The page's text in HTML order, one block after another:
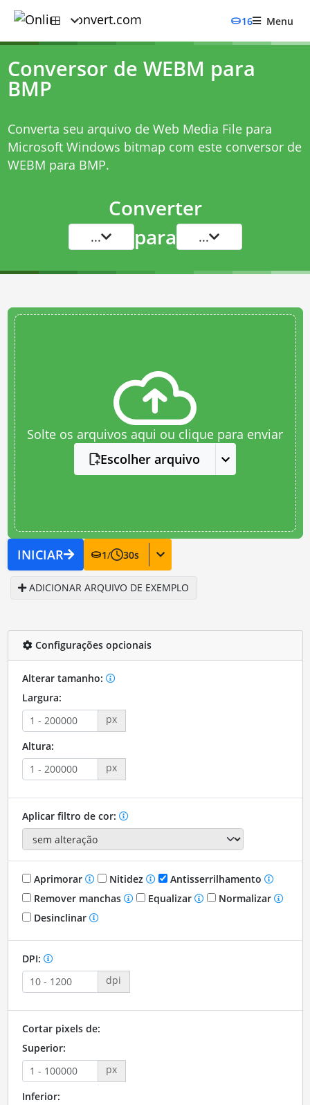
16 Menu
Conversor de WEBM para
BMP
Converta seu arquivo de Web Media File para
Microsoft Windows bitmap com este conversor de
WEBM para BMP.
Converter
... para ...
Solte os arquivos aqui ou clique para enviar
Escolher arquivo
INICIAR 1/ 30s
ADICIONAR ARQUIVO DE EXEMPLO
Configurações opcionais
Alterar tamanho:
Largura:
px
Altura:
px
Aplicar filtro de cor:
Aprimorar Nitidez
Antisserrilhamento
Remover manchas
Equalizar
Normalizar
Desinclinar
DPI:
dpi
Cortar pixels de:
Superior:
px
Inferior: